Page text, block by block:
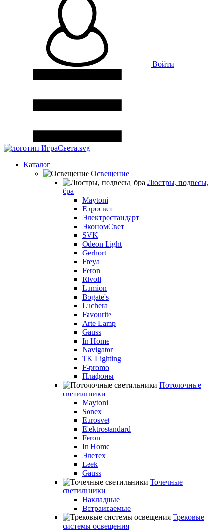
Войти
Каталог
Освещение
Люстры, подвесы,
бра
Maytoni
Евросвет
Электростандарт
ЭкономСвет
SVK
Odeon Light
Gerhort
Freya
Feron
Rivoli
Lumion
Bogate's
Luchera
Favourite
Arte Lamp
Gauss
In Home
Navigator
TK Lighting
F-promo
Плафоны
Потолочные
светильники
Maytoni
Sonex
Eurosvet
Elektrostandard
Feron
In Home
Элетех
Leek
Gauss
Точечные
светильники
Накладные
Встраиваемые
Трековые
системы освещения